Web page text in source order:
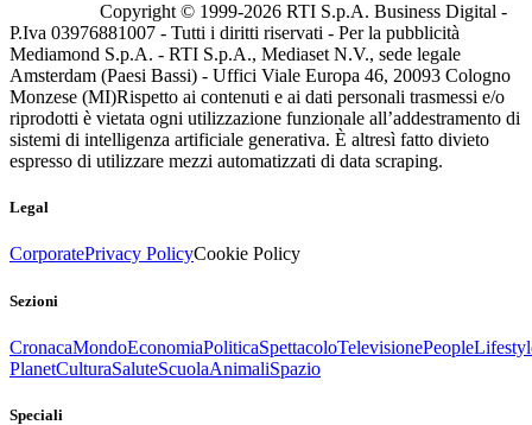
Copyright © 1999-2026 RTI S.p.A. Business Digital -
P.Iva 03976881007 - Tutti i diritti riservati - Per la pubblicità
Mediamond S.p.A. - RTI S.p.A., Mediaset N.V., sede legale
Amsterdam (Paesi Bassi) - Uffici Viale Europa 46, 20093 Cologno
Monzese (MI)Rispetto ai contenuti e ai dati personali trasmessi e/o
riprodotti è vietata ogni utilizzazione funzionale all’addestramento di
sistemi di intelligenza artificiale generativa. È altresì fatto divieto
espresso di utilizzare mezzi automatizzati di data scraping.
Legal
CorporatePrivacy PolicyCookie Policy
Sezioni
CronacaMondoEconomiaPoliticaSpettacoloTelevisionePeople
PlanetCulturaSaluteScuolaAnimaliSpazio
Speciali